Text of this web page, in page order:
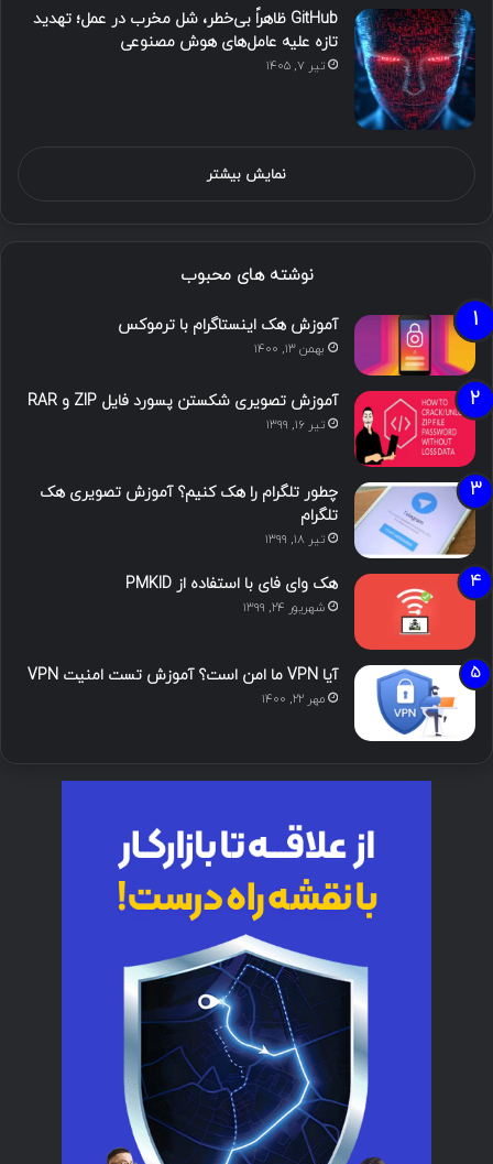
GitHub ظاهراً بی‌خطر، شل مخرب در عمل؛ تهدید
تازه علیه عامل‌های هوش مصنوعی
تیر ۷, ۱۴۰۵
نمایش بیشتر
نوشته های محبوب
آموزش هک اینستاگرام با ترموکس
بهمن ۱۳, ۱۴۰۰
آموزش تصویری شکستن پسورد فایل ZIP و RAR
تیر ۱۶, ۱۳۹۹
چطور تلگرام را هک کنیم؟ آموزش تصویری هک
تلگرام
تیر ۱۸, ۱۳۹۹
هک وای فای با استفاده از PMKID
شهریور ۲۴, ۱۳۹۹
آیا VPN ما امن است؟ آموزش تست امنیت VPN
مهر ۲۲, ۱۴۰۰